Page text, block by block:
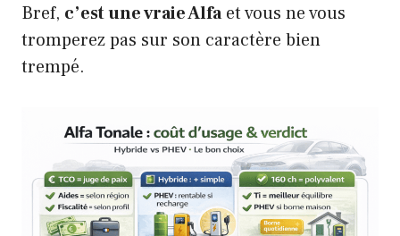
Bref, c’est une vraie Alfaet vous ne vous
tromperez pas sur son caractère bien
trempé.